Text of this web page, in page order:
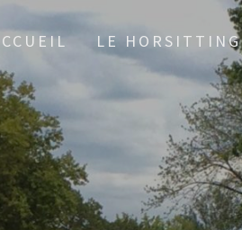
LE HORSITTING